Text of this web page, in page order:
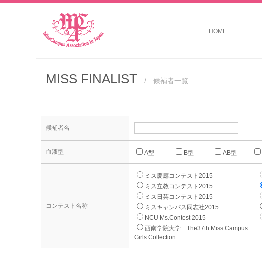
HOME
MISS FINALIST / 候補者一覧
候補者名
血液型 A型 B型 AB型
コンテスト名称
ミス慶應コンテスト2015
ミス立教コンテスト2015
ミス日芸コンテスト2015
ミスキャンパス同志社2015
NCU Ms.Contest 2015
西南学院大学 The37th Miss Campus
Girls Collection